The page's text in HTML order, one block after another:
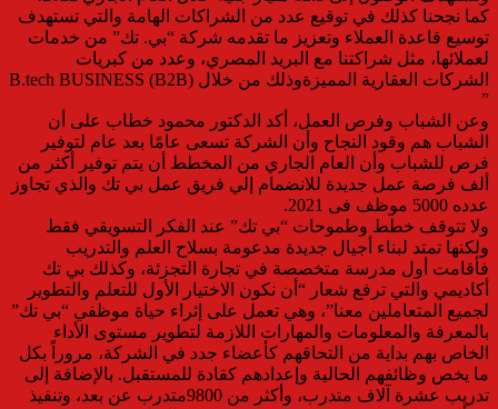
كما نجحنا كذلك في توقيع عدد من الشراكات الهامة والتي تستهدف
توسيع قاعدة العملاء وتعزيز ما تقدمه شركة “بي. تك” من خدمات
لعملائها، مثل شراكتنا مع البريد المصري، وعدد من كبريات
الشركات العقارية المميزةوذلك من خلال B.tech BUSINESS (B2B)
”
وعن الشباب وفرص العمل، أكد الدكتور محمود خطاب على أن
الشباب هم وقود النجاح وأن الشركة تسعى عامًا بعد عام لتوفير
فرص للشباب وأن العام الجاري من المخطط أن يتم توفير أكثر من
ألف فرصة عمل جديدة للانضمام إلي فريق عمل بي تك والذي تجاوز
عدده 5000 موظف فى 2021.
ولا تتوقف خطط وطموحات “بي تك” عند الفكر التسويقي فقط
ولكنها تمتد لبناء أجيال جديدة مدعومة بسلاح العلم والتدريب
فأقامت أول مدرسة متخصصة في تجارة التجزئة، وكذلك بي تك
أكاديمي والتي ترفع شعار “أن نكون الاختيار الأول للتعلم والتطوير
لجميع المتعاملين معنا”، وهي تعمل على إثراء حياة موظفي “بي تك”
بالمعرفة والمعلومات والمهارات اللازمة لتطوير مستوى الأداء
الخاص بهم بداية من التحاقهم كأعضاء جدد في الشركة، مروراً بكل
ما يخص وظائفهم الحالية وإعدادهم كقادة للمستقبل. بالإضافة إلى
تدريب عشرة آلاف متدرب، وأكثر من 9800متدرب عن بعد، وتنفيذ